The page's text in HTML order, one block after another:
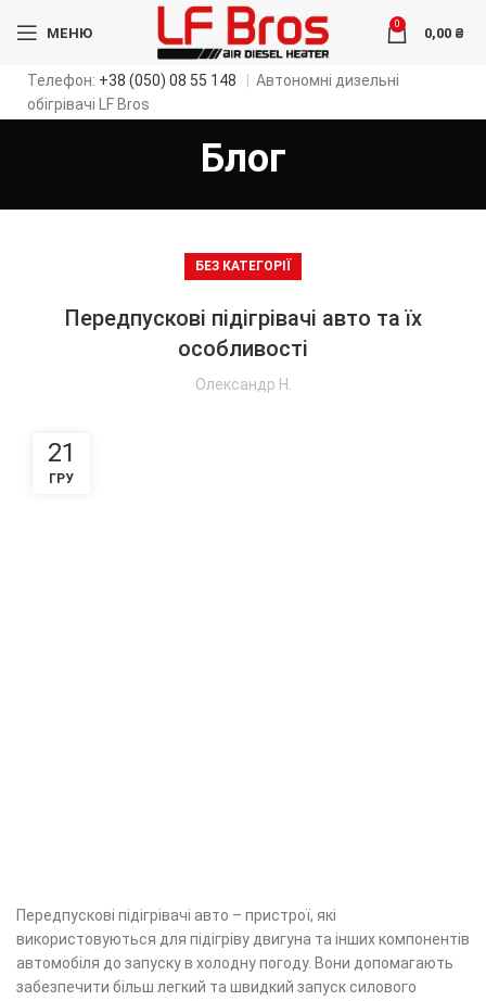
МЕНЮ
0
0,00 ₴
Телефон: +38 (050) 08 55 148
Автономні дизельні
обігрівачі LF Bros
Блог
БЕЗ КАТЕГОРІЇ
Передпускові підігрівачі авто та їх
особливості
Олександр Н.
21
ГРУ
Передпускові підігрівачі авто – пристрої, які
використовуються для підігріву двигуна та інших компонентів
автомобіля до запуску в холодну погоду. Вони допомагають
забезпечити більш легкий та швидкий запуск силового